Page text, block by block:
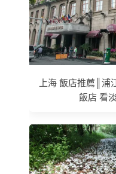
上海 飯店推薦║浦
飯店 看